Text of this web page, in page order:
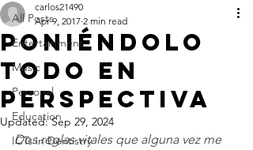
All Posts
Entertainment
Music
Personal
Education
ICTs in Dentistry
Poniéndolo
todo en
perspectiva
carlos21490
Apr 9, 2017 2 min read
Updated:Sep 29, 2024
Dos reglas vitales que alguna vez me